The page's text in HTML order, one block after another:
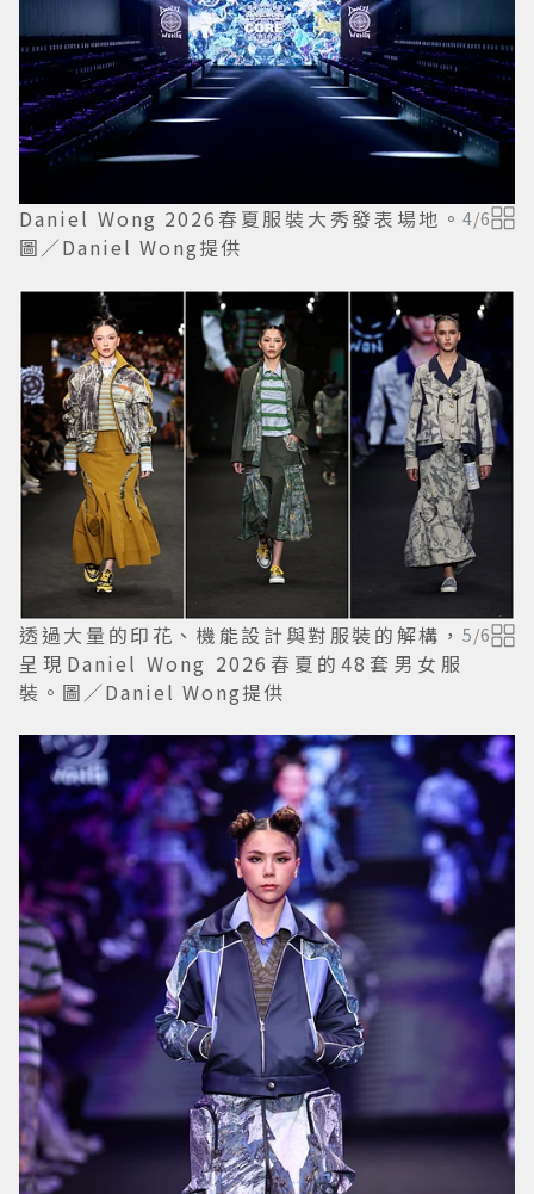
Daniel Wong 2026春夏服裝大秀發表場地。
圖／Daniel Wong提供
4/6
透過大量的印花、機能設計與對服裝的解構，
呈現Daniel Wong 2026春夏的48套男女服
裝。圖／Daniel Wong提供
5/6